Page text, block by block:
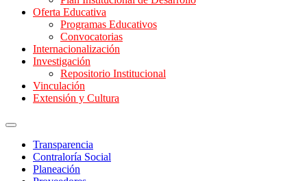
Oferta Educativa
Programas Educativos
Convocatorias
Internacionalización
Investigación
Repositorio Institucional
Vinculación
Extensión y Cultura
Transparencia
Contraloría Social
Planeación